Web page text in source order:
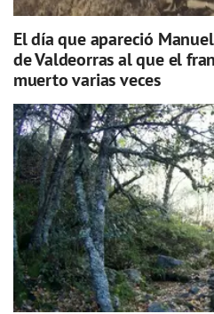
El día que apareció
de Valdeorras al que el
muerto varias veces